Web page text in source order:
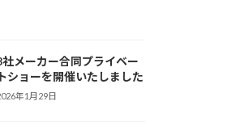
社メーカー合同プライベー
トショーを開催いたしました
年1月29日